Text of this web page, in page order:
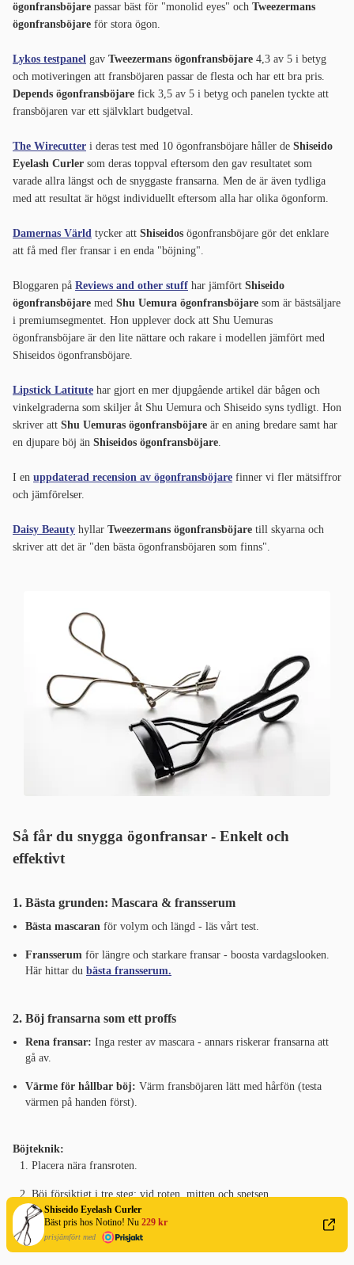
Shiseido Eyelash Curler
Bäst pris hos Notino! Nu 229 kr
prisjämfört med
ögonfransböjare passar bäst för "monolid eyes" och Tweezermans
ögonfransböjare för stora ögon.
Lykos testpanel gav Tweezermans ögonfransböjare 4,3 av 5 i betyg
och motiveringen att fransböjaren passar de flesta och har ett bra pris.
Depends ögonfransböjare fick 3,5 av 5 i betyg och panelen tyckte att
fransböjaren var ett självklart budgetval.
The Wirecutter i deras test med 10 ögonfransböjare håller de Shiseido
Eyelash Curler som deras toppval eftersom den gav resultatet som
varade allra längst och de snyggaste fransarna. Men de är även tydliga
med att resultat är högst individuellt eftersom alla har olika ögonform.
Damernas Värld tycker att Shiseidos ögonfransböjare gör det enklare
att få med fler fransar i en enda "böjning".
Bloggaren på Reviews and other stuff har jämfört Shiseido
ögonfransböjare med Shu Uemura ögonfransböjare som är bästsäljare
i premiumsegmentet. Hon upplever dock att Shu Uemuras
ögonfransböjare är den lite nättare och rakare i modellen jämfört med
Shiseidos ögonfransböjare.
Lipstick Latitute har gjort en mer djupgående artikel där bågen och
vinkelgraderna som skiljer åt Shu Uemura och Shiseido syns tydligt. Hon
skriver att Shu Uemuras ögonfransböjare är en aning bredare samt har
en djupare böj än Shiseidos ögonfransböjare.
I en uppdaterad recension av ögonfransböjare finner vi fler mätsiffror
och jämförelser.
Daisy Beauty hyllar Tweezermans ögonfransböjare till skyarna och
skriver att det är "den bästa ögonfransböjaren som finns".
Så får du snygga ögonfransar - Enkelt och
effektivt
1. Bästa grunden: Mascara & fransserum
Bästa mascaran för volym och längd - läs vårt test.
Fransserum för längre och starkare fransar - boosta vardagslooken.
Här hittar du bästa fransserum.
2. Böj fransarna som ett proffs
Rena fransar: Inga rester av mascara - annars riskerar fransarna att
gå av.
Värme för hållbar böj: Värm fransböjaren lätt med hårfön (testa
värmen på handen först).
Böjteknik:
Placera nära fransroten.
Böj försiktigt i tre steg: vid roten, mitten och spetsen.
Mascara direkt efter för att fixera böjen.